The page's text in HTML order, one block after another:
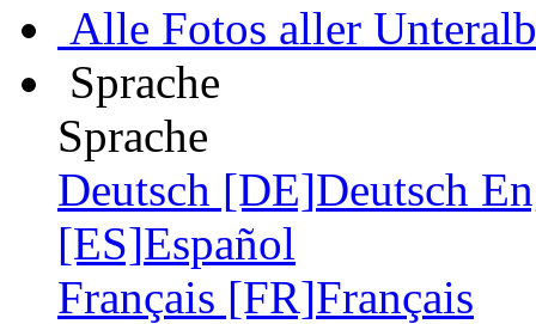
Alle Fotos aller
Sprache
Sprache
Deutsch [DE]Deutsch
[ES]Español
Français [FR]Français